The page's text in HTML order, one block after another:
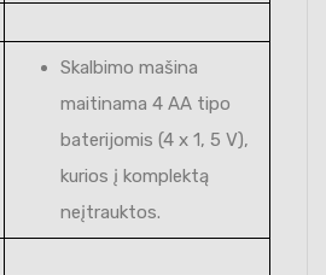
Skalbimo mašina
maitinama 4 AA tipo
baterijomis (4 x 1, 5 V),
kurios į komplektą
neįtrauktos.